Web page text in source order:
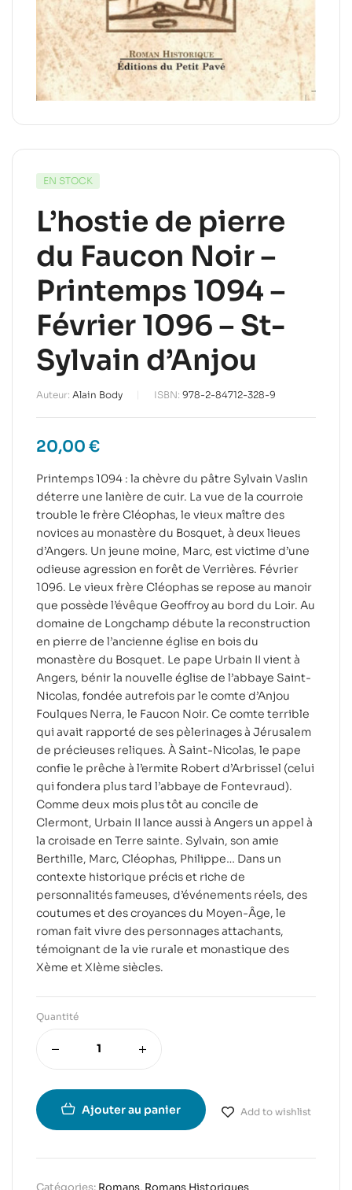
EN STOCK
L’hostie de pierre
du Faucon Noir –
Printemps 1094 –
Février 1096 – St-
Sylvain d’Anjou
Auteur: Alain Body ISBN: 978-2-84712-328-9
20,00 €
Printemps 1094 : la chèvre du pâtre Sylvain Vaslin
déterre une lanière de cuir. La vue de la courroie
trouble le frère Cléophas, le vieux maître des
novices au monastère du Bosquet, à deux lieues
d’Angers. Un jeune moine, Marc, est victime d’une
odieuse agression en forêt de Verrières. Février
1096. Le vieux frère Cléophas se repose au manoir
que possède l’évêque Geoffroy au bord du Loir. Au
domaine de Longchamp débute la reconstruction
en pierre de l’ancienne église en bois du
monastère du Bosquet. Le pape Urbain II vient à
Angers, bénir la nouvelle église de l’abbaye Saint-
Nicolas, fondée autrefois par le comte d’Anjou
Foulques Nerra, le Faucon Noir. Ce comte terrible
qui avait rapporté de ses pèlerinages à Jérusalem
de précieuses reliques. À Saint-Nicolas, le pape
confie le prêche à l’ermite Robert d’Arbrissel (celui
qui fondera plus tard l’abbaye de Fontevraud).
Comme deux mois plus tôt au concile de
Clermont, Urbain II lance aussi à Angers un appel à
la croisade en Terre sainte. Sylvain, son amie
Berthille, Marc, Cléophas, Philippe… Dans un
contexte historique précis et riche de
personnalités fameuses, d’événements réels, des
coutumes et des croyances du Moyen-Âge, le
roman fait vivre des personnages attachants,
témoignant de la vie rurale et monastique des
Xème et XIème siècles.
Quantité
Ajouter au panier Add to wishlist
Catégories: Romans, Romans Historiques